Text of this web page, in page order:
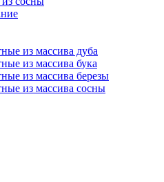
из массива дуба
из массива бука
из массива березы
из массива сосны